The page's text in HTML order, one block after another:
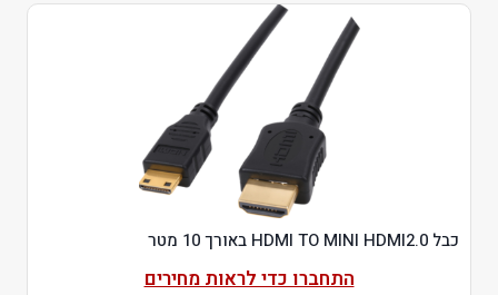
כבל HDMI TO MINI HDMI2.0 באורך 10 מטר
התחברו כדי לראות מחירים